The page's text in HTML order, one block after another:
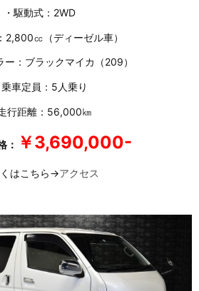
・駆動式：2WD
2,800㏄（ディーゼル車）
ー：ブラックマイカ（209）
乗車定員：5人乗り
行距離：56,000㎞
： ￥3,690,000-
はこちら→アクセス